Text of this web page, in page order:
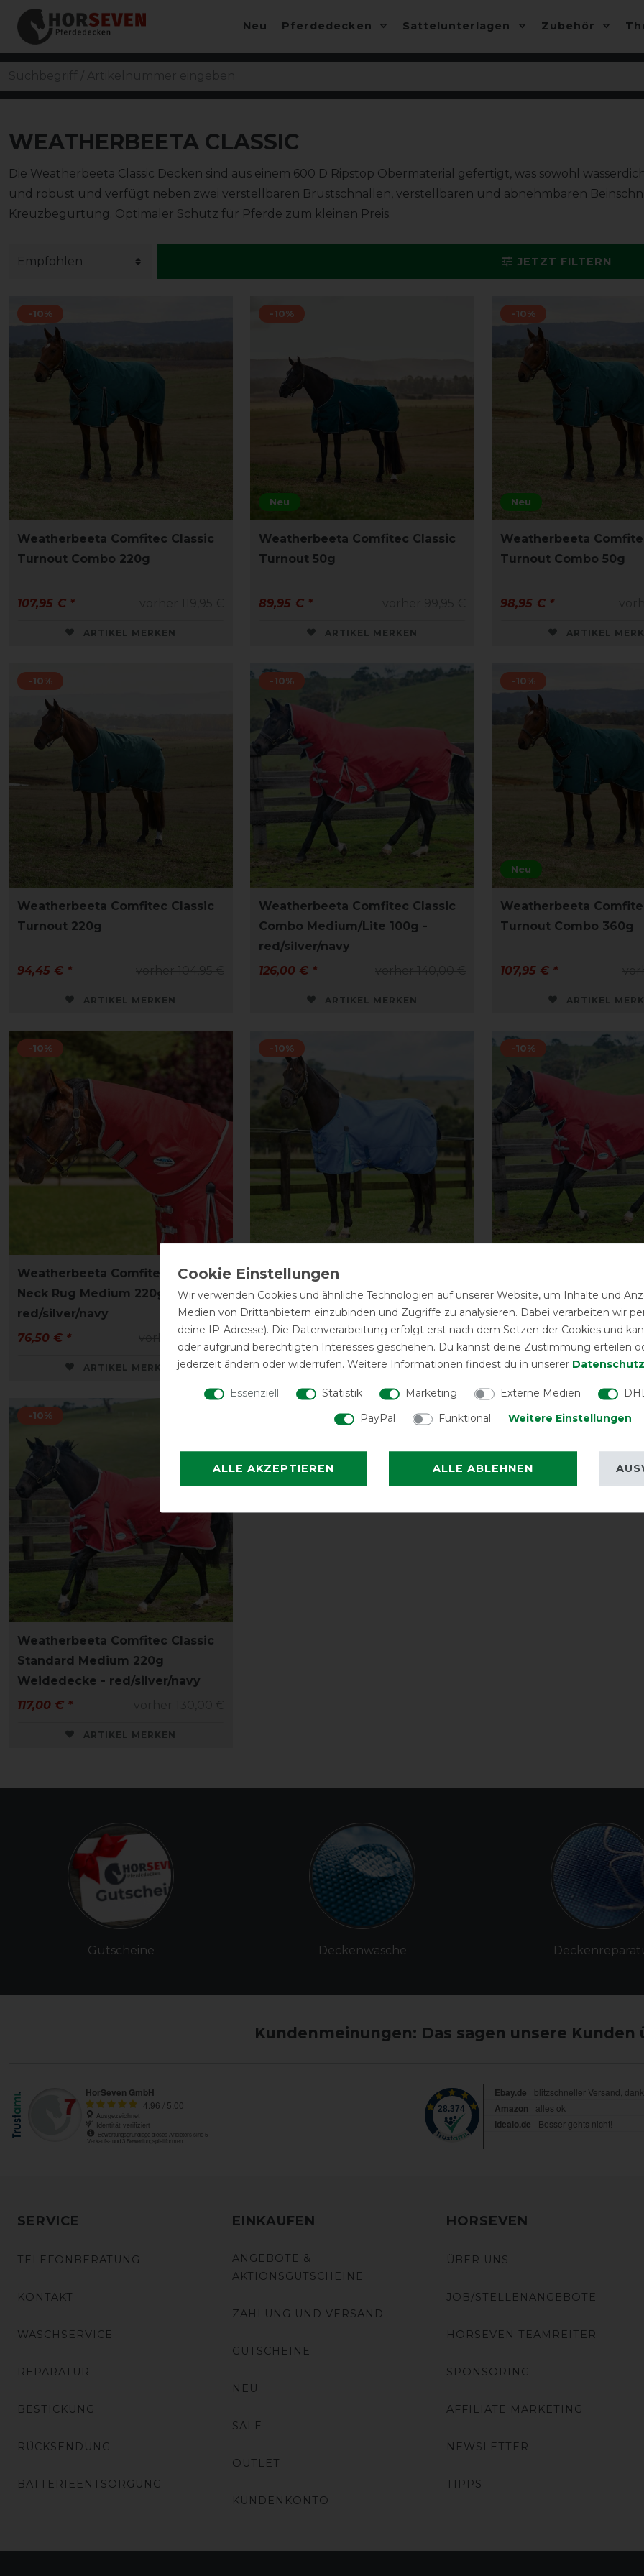
Neu Pferdedecken Sattelunterlagen Zubehör
WEATHERBEETA CLASSIC
Die Weatherbeeta Classic Decken sind aus einem 600 D Ripstop Obermaterial gefertigt, was sowohl
und robust und verfügt neben zwei verstellbaren Brustschnallen, verstellbaren und abnehmbaren
Kreuzbegurtung. Optimaler Schutz für Pferde zum kleinen Preis.
JETZT FILTERN
-10%
Weatherbeeta Comfitec Classic
Turnout Combo 220g
107,95 € *
ARTIKEL MERKEN
Neu
-10%
Weatherbeeta Comfitec Classic
Turnout 50g
89,95 € *
ARTIKEL MERKEN
Neu
-10%
Weatherbeeta
Turnout Combo 50g
98,95 € *
ARTIKEL
-10%
Weatherbeeta Comfitec Classic
Turnout 220g
94,45 € *
ARTIKEL MERKEN
-10%
Weatherbeeta Comfitec Classic
Combo Medium/Lite 100g -
red/silver/navy
126,00 € *
ARTIKEL MERKEN
Neu
-10%
Weatherbeeta
Turnout Combo 360g
107,95 € *
ARTIKEL
-10%
Weatherbeeta Comfitec Classic
Neck Rug Medium 220g -
red/silver/navy
vorher 85,00 €
76,50 € *
ARTIKEL MERKEN
-10%
Weatherbeeta Comfitec Classic
Standard Medium 220g
Weidedecke
vorher 125,00 €
112,50 € *
ARTIKEL MERKEN
-10%
Combo Heavy 300g -
red/silver/navy
139,50 € *
ARTIKEL
-10%
Weatherbeeta Comfitec Classic
Standard Medium 220g
Weidedecke - red/silver/navy
117,00 € *
ARTIKEL MERKEN
Gutscheine Deckenwäsche
Kundenmeinungen: Das sagen unsere Kunden
SERVICE
TELEFONBERATUNG
KONTAKT
WASCHSERVICE
REPARATUR
BESTICKUNG
RÜCKSENDUNG
BATTERIEENTSORGUNG
EINKAUFEN
ANGEBOTE &
AKTIONSGUTSCHEINE
ZAHLUNG UND VERSAND
GUTSCHEINE
NEU
SALE
OUTLET
KUNDENKONTO
HORSEVEN
ÜBER UNS
JOB/STELLENANGEBOTE
HORSEVEN TEAMREITER
SPONSORING
AFFILIATE MARKETING
NEWSLETTER
TIPPS
Wir verwenden Cookies und ähnliche Technologien auf unserer Website, um Inhalte und
Medien von Drittanbietern einzubinden und Zugriffe zu analysieren. Dabei verarbeiten wir
deine IP-Adresse). Die Datenverarbeitung erfolgt erst nach dem Setzen der Cookies und
oder aufgrund berechtigten Interesses geschehen. Du kannst deine Zustimmung erteilen
jederzeit ändern oder widerrufen. Weitere Informationen findest du in unserer
Essenziell Statistik Marketing Externe Medien
PayPal
Funktional Weitere Einstellungen
ALLE AKZEPTIEREN ALLE ABLEHNEN